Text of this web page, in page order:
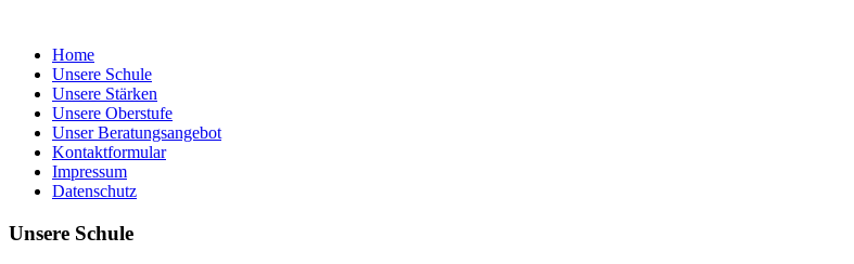
Home
Unsere Schule
Unsere Stärken
Unsere Oberstufe
Unser Beratungsangebot
Kontaktformular
Impressum
Datenschutz
Unsere Schule